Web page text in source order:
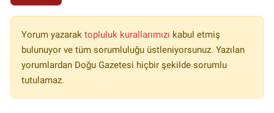
Yorum yazarak topluluk kurallarımızı kabul etmiş
bulunuyor ve tüm sorumluluğu üstleniyorsunuz. Yazılan
yorumlardan Doğu Gazetesi hiçbir şekilde sorumlu
tutulamaz.